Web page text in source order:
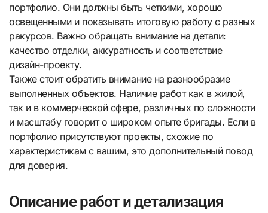
портфолио. Они должны быть четкими, хорошо
освещенными и показывать итоговую работу с разных
ракурсов. Важно обращать внимание на детали:
качество отделки, аккуратность и соответствие
дизайн-проекту.
Также стоит обратить внимание на разнообразие
выполненных объектов. Наличие работ как в жилой,
так и в коммерческой сфере, различных по сложности
и масштабу говорит о широком опыте бригады. Если в
портфолио присутствуют проекты, схожие по
характеристикам с вашим, это дополнительный повод
для доверия.
Описание работ и детализация